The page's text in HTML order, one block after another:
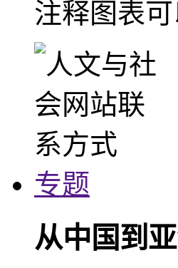
注释图表
专题
从中国到